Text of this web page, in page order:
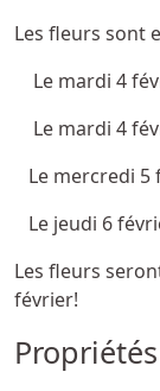
Les fleurs sont
Le mardi 4
Le mardi 4
Le mercredi 5
Le jeudi 6
Les fleurs
février!